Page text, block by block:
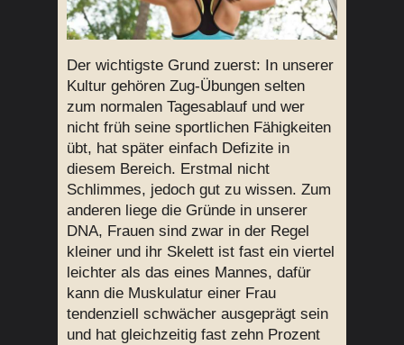
Der wichtigste Grund zuerst: In unserer
Kultur gehören Zug-Übungen selten
zum normalen Tagesablauf und wer
nicht früh seine sportlichen Fähigkeiten
übt, hat später einfach Defizite in
diesem Bereich. Erstmal nicht
Schlimmes, jedoch gut zu wissen. Zum
anderen liege die Gründe in unserer
DNA, Frauen sind zwar in der Regel
kleiner und ihr Skelett ist fast ein viertel
leichter als das eines Mannes, dafür
kann die Muskulatur einer Frau
tendenziell schwächer ausgeprägt sein
und hat gleichzeitig fast zehn Prozent